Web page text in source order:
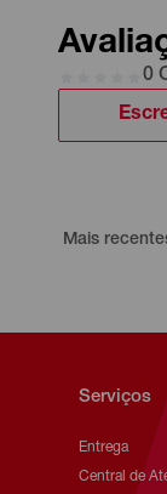
0
Serviços
Entrega
Central de